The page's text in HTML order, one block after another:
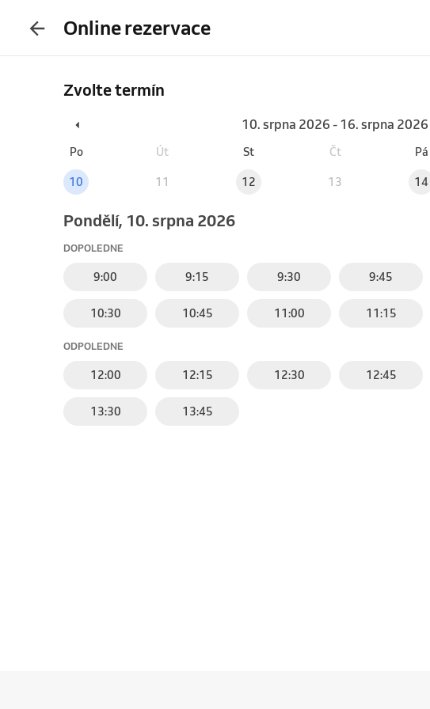
Online rezervace
Zvolte termín
10. srpna 2026 - 16. srpna 2026
Po Út St Čt Pá
10 11 12 13 14
pondělí, 10. srpna 2026
DOPOLEDNE
9:00 9:15 9:30 9:45
10:30 10:45 11:00 11:15
ODPOLEDNE
12:00 12:15 12:30 12:45
13:30 13:45